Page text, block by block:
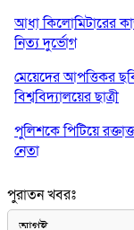
আধা কিলোমিটারের
নিত্য দুর্ভোগ
মেয়েদের আপত্তিকর
বিশ্ববিদ্যালয়ের ছাত্রী
পুলিশকে পিটিয়ে
নেতা
পাঁচ দেশি মাছে মিলল
বাংলাদেশী কর্মীদের
পুরাতন খবরঃ